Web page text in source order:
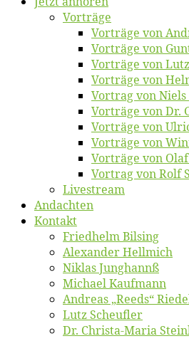
Vor­trä­ge
Vor­trä­ge von
Vor­trä­ge von
Vor­trä­ge von
Vor­trä­ge von
Vor­trag von Niels
Vor­trä­ge von Dr.
Vor­trä­ge von
Vor­trä­ge von
Vor­trä­ge von
Vor­trag von Rolf
Live­stream
An­dach­ten
Kon­takt
Fried­helm Bilsing
Alex­an­der Hellmich
Ni­klas Junghannß
Mi­cha­el Kaufmann
An­dre­as „Reeds“
Lutz Scheuf­ler
Dr. Chris­­ta-Ma­ria